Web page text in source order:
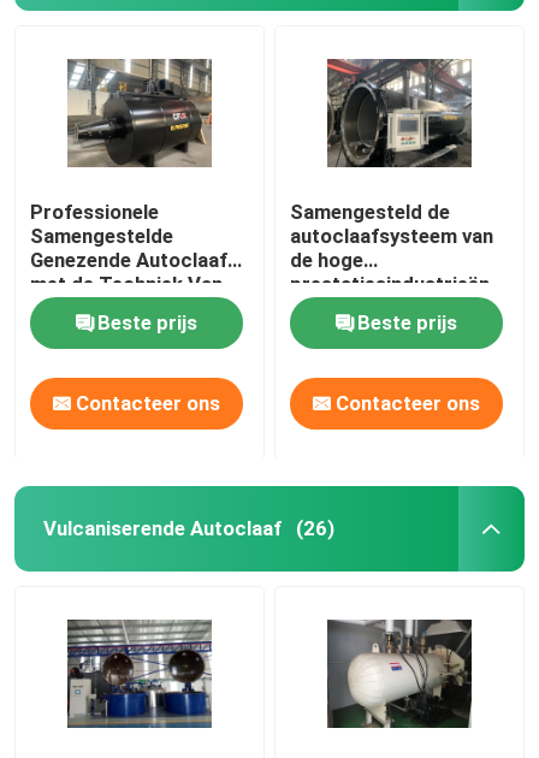
Professionele
Samengestelde
Genezende Autoclaaf
met de Techniek Van
wereldklasse en Uniek
Systeemontwerp
Beste prijs
Contacteer ons
Samengesteld de
autoclaafsysteem van
de hoge
prestatiesindustrieën
voor
ruimtevaart/militaire
materialen
Beste prijs
Contacteer ons
Vulcaniserende Autoclaaf (26)